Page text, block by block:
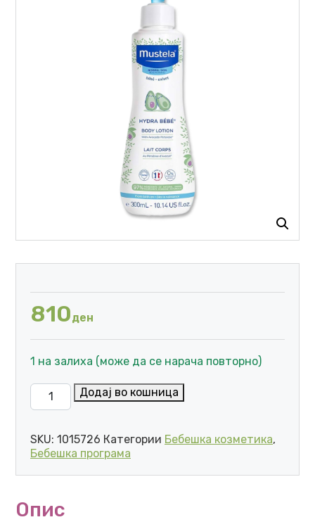
810ден
1 на залиха (може да се нарача повторно)
MUSTELA HIDRA BEBE ЛОСИОН ЗА ТЕЛО ЗА
Додај во кошница
SKU: 1015726 Категории Бебешка козметика,
Бебешка програма
Опис